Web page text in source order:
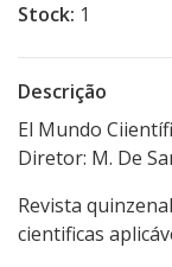
Stock: 1
Descrição
El Mundo
Diretor: M. De
Revista
cientificas